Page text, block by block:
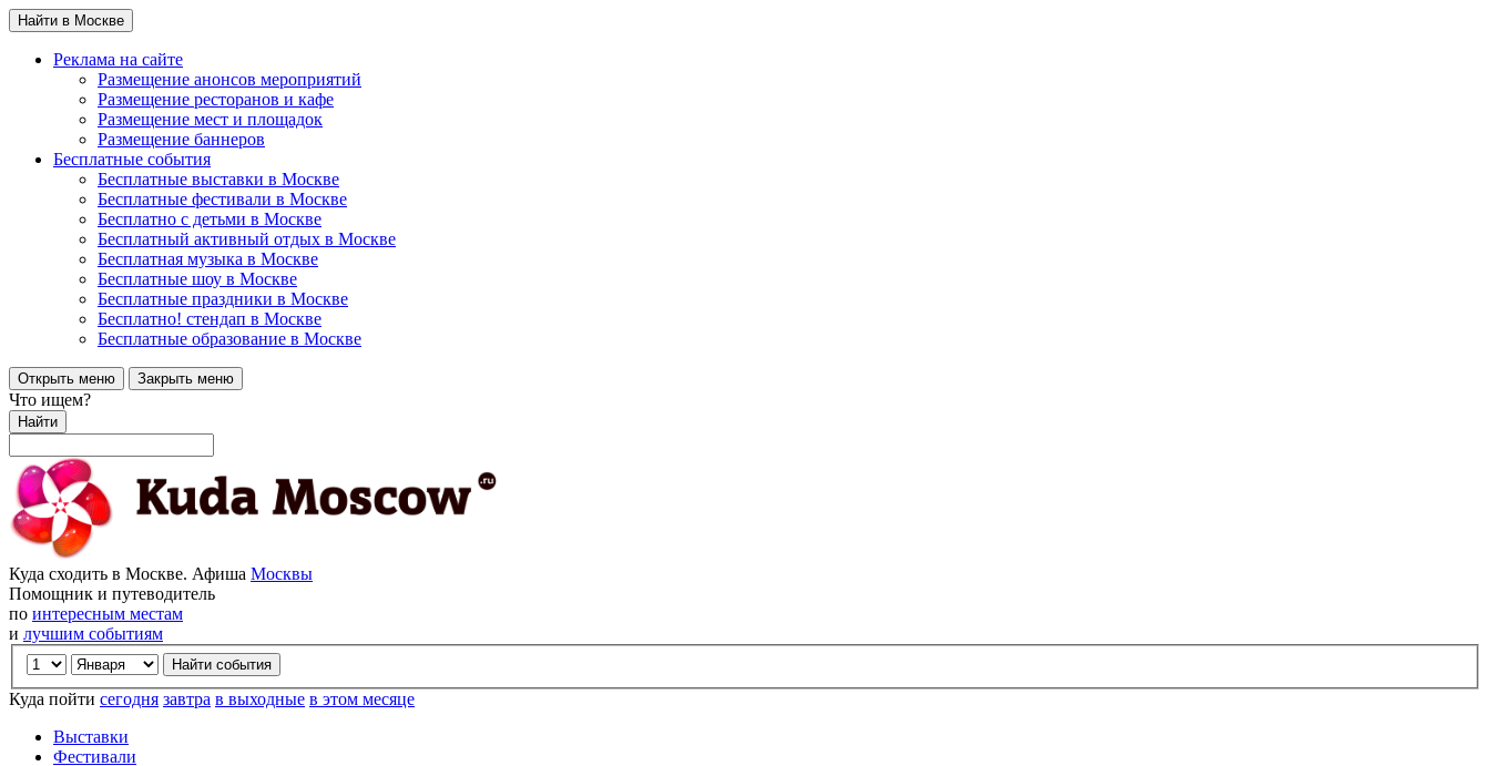
Найти в Москве
Реклама на сайте
Размещение анонсов мероприятий
Размещение ресторанов и кафе
Размещение мест и площадок
Размещение баннеров
Бесплатные события
Бесплатные выставки в Москве
Бесплатные фестивали в Москве
Бесплатно с детьми в Москве
Бесплатный активный отдых в Москве
Бесплатная музыка в Москве
Бесплатные шоу в Москве
Бесплатные праздники в Москве
Бесплатно! стендап в Москве
Бесплатные образование в Москве
Открыть меню Закрыть меню
Что ищем?
Найти
Куда сходить в Москве. Афиша Москвы
Помощник и путеводитель
по интересным местам
и лучшим событиям
Куда пойти сегодня завтра в выходные в этом месяце
Выставки
Фестивали